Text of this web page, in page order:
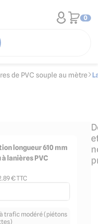
0
de PVC souple au mètre
longueur 610 mm
lanières PVC
€ TTC
trafic modéré (piétons